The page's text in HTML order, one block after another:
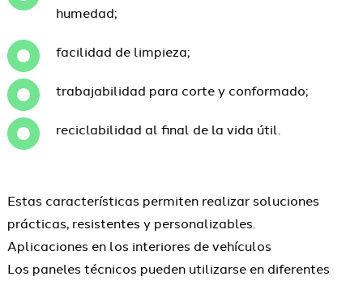
humedad;
facilidad de limpieza;
trabajabilidad para corte y conformado;
reciclabilidad al final de la vida útil.
Estas características permiten realizar soluciones
prácticas, resistentes y personalizables.
Aplicaciones en los interiores de vehículos
Los paneles técnicos pueden utilizarse en diferentes